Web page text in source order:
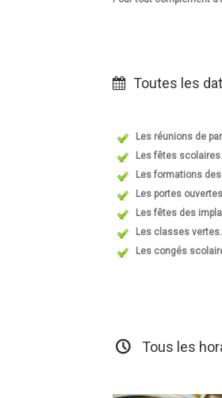
Toutes les
Les réunions de
Les fêtes scolaires.
Les formations
Les portes
Les fêtes des
Les classes vertes.
Les congés
Tous les